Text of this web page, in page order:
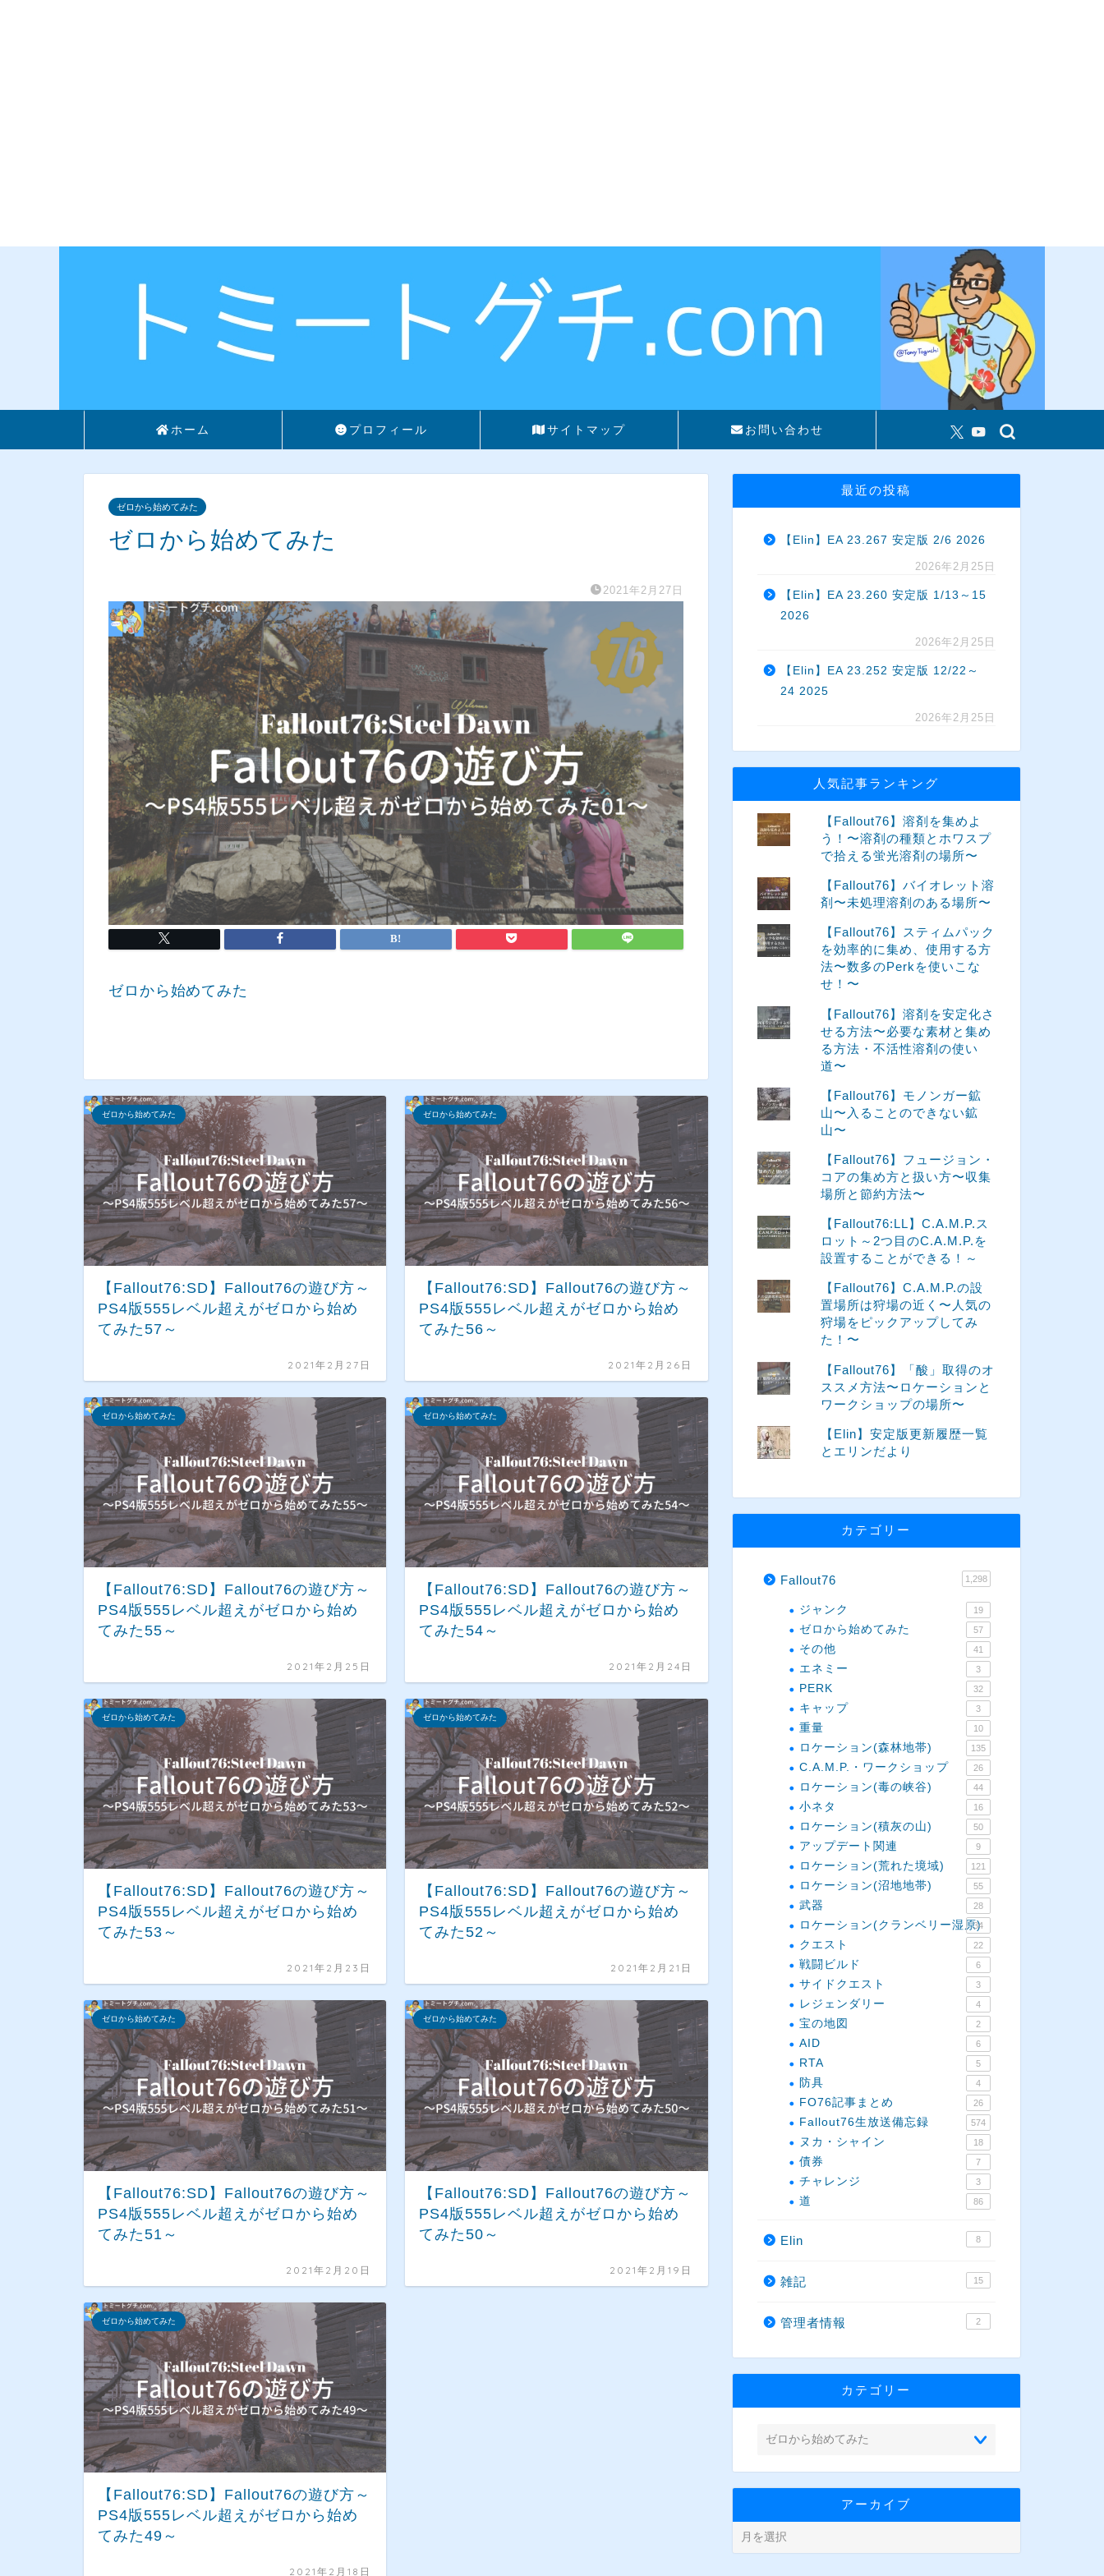
ホーム プロフィール サイトマップ お問い合わせ
ゼロから始めてみた
ゼロから始めてみた
2021年2月27日
ゼロから始めてみた
ゼロから始めてみた
【Fallout76:SD】Fallout76の遊び方～
PS4版555レベル超えがゼロから始め
てみた57～
2021年2月27日
ゼロから始めてみた
【Fallout76:SD】Fallout76の遊び方～
PS4版555レベル超えがゼロから始め
てみた56～
2021年2月26日
ゼロから始めてみた
【Fallout76:SD】Fallout76の遊び方～
PS4版555レベル超えがゼロから始め
てみた55～
2021年2月25日
ゼロから始めてみた
【Fallout76:SD】Fallout76の遊び方～
PS4版555レベル超えがゼロから始め
てみた54～
2021年2月24日
ゼロから始めてみた
【Fallout76:SD】Fallout76の遊び方～
PS4版555レベル超えがゼロから始め
てみた53～
2021年2月23日
ゼロから始めてみた
【Fallout76:SD】Fallout76の遊び方～
PS4版555レベル超えがゼロから始め
てみた52～
2021年2月21日
ゼロから始めてみた
【Fallout76:SD】Fallout76の遊び方～
PS4版555レベル超えがゼロから始め
てみた51～
2021年2月20日
ゼロから始めてみた
【Fallout76:SD】Fallout76の遊び方～
PS4版555レベル超えがゼロから始め
てみた50～
2021年2月19日
ゼロから始めてみた
【Fallout76:SD】Fallout76の遊び方～
PS4版555レベル超えがゼロから始め
てみた49～
2021年2月18日
最近の投稿
【Elin】EA 23.267 安定版 2/6 2026
2026年2月25日
【Elin】EA 23.260 安定版 1/13～15
2026
2026年2月25日
【Elin】EA 23.252 安定版 12/22～
24 2025
2026年2月25日
人気記事ランキング
【Fallout76】溶剤を集めよ
う！〜溶剤の種類とホワスプ
で拾える蛍光溶剤の場所〜
【Fallout76】バイオレット溶
剤〜未処理溶剤のある場所〜
【Fallout76】スティムパック
を効率的に集め、使用する方
法〜数多のPerkを使いこな
せ！〜
【Fallout76】溶剤を安定化さ
せる方法〜必要な素材と集め
る方法・不活性溶剤の使い
道〜
【Fallout76】モノンガー鉱
山〜入ることのできない鉱
山〜
【Fallout76】フュージョン・
コアの集め方と扱い方〜収集
場所と節約方法〜
【Fallout76:LL】C.A.M.P.ス
ロット～2つ目のC.A.M.P.を
設置することができる！～
【Fallout76】C.A.M.P.の設
置場所は狩場の近く〜人気の
狩場をピックアップしてみ
た！〜
【Fallout76】「酸」取得のオ
ススメ方法〜ロケーションと
ワークショップの場所〜
【Elin】安定版更新履歴一覧
とエリンだより
カテゴリー
Fallout76 1,298
ジャンク 19
ゼロから始めてみた 57
その他 41
エネミー 3
PERK 32
キャップ 3
重量 10
ロケーション(森林地帯) 135
C.A.M.P.・ワークショップ 26
ロケーション(毒の峡谷) 44
小ネタ 16
ロケーション(積灰の山) 50
アップデート関連 9
ロケーション(荒れた境域) 121
ロケーション(沼地地帯) 55
武器 28
ロケーション(クランベリー湿原)
34
クエスト 22
戦闘ビルド 6
サイドクエスト 3
レジェンダリー 4
宝の地図 2
AID 6
RTA 5
防具 4
FO76記事まとめ 26
Fallout76生放送備忘録 574
ヌカ・シャイン 18
債券 7
チャレンジ 3
道 86
Elin 8
雑記 15
管理者情報 2
カテゴリー
アーカイブ